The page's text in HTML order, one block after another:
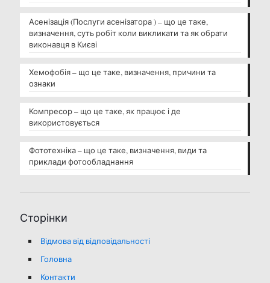
Асенізація (Послуги асенізатора ) – що це таке,
визначення, суть робіт коли викликати та як обрати
виконавця в Києві
Хемофобія – що це таке, визначення, причини та
ознаки
Компресор – що це таке, як працює і де
використовується
Фототехніка – що це таке, визначення, види та
приклади фотообладнання
Сторінки
Відмова від відповідальності
Головна
Контакти